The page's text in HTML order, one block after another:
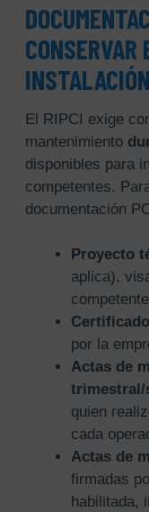
El RIPCI exige
mantenimiento
disponibles para
competentes.
documentación
Proyecto
aplica),
por la
Actas de
trimestral/
quien
cada
Actas de
firmadas
habilitada,